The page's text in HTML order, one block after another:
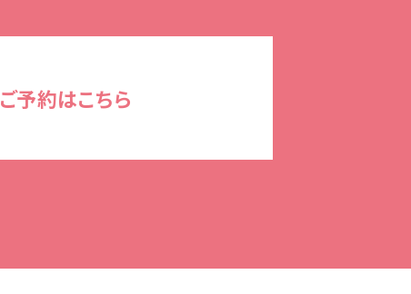
ご予約はこちら